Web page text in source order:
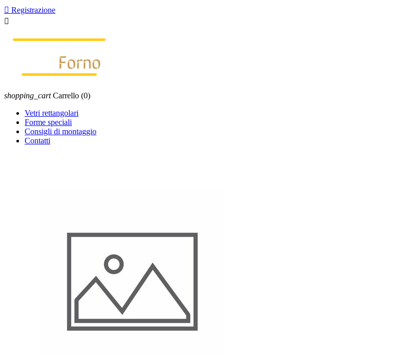
 Registrazione

shopping_cart Carrello (0)
Vetri rettangolari
Forme speciali
Consigli di montaggio
Contatti